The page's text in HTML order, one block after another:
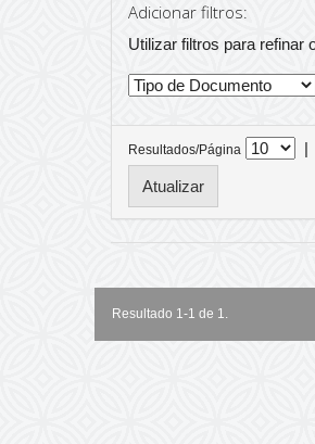
Adicionar filtros:
Utilizar filtros para refinar
Resultados/Página |
Resultado 1-1 de 1.